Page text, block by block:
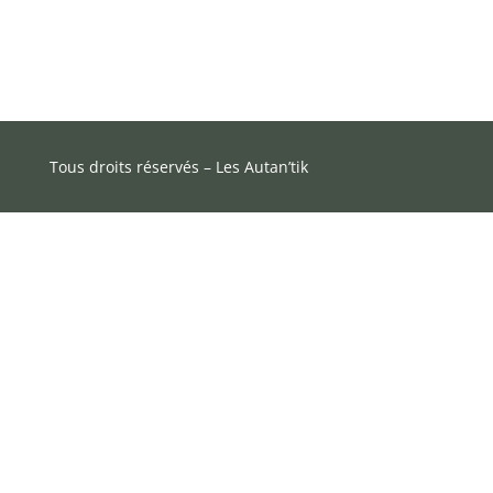
Tous droits réservés – Les Autan’tik